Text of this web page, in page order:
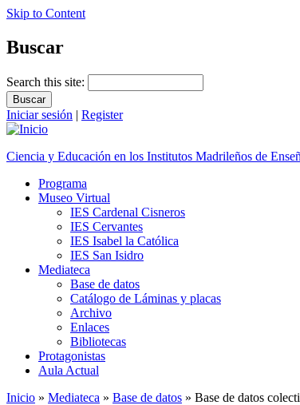
Skip to Content
Buscar
Search this site:
Iniciar sesión | Register
Ciencia y Educación en los Institutos Madrileños de
Programa
Museo Virtual
IES Cardenal Cisneros
IES Cervantes
IES Isabel la Católica
IES San Isidro
Mediateca
Base de datos
Catálogo de Láminas y placas
Archivo
Enlaces
Bibliotecas
Protagonistas
Aula Actual
Inicio » Mediateca » Base de datos » Base de datos